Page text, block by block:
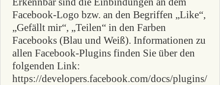
Facebook-Logo bzw. an den Begriffen „Like“,
„Gefällt mir“, „Teilen“ in den Farben
Facebooks (Blau und Weiß). Informationen zu
allen Facebook-Plugins finden Sie über den
folgenden Link:
https://developers.facebook.com/docs/plugins/